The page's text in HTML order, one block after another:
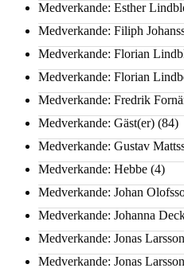
Medverkande: Esther
Medverkande: Filiph
Medverkande: Florian
Medverkande: Florian
Medverkande: Fredrik
Medverkande: Gäst(er) (84)
Medverkande: Gustav
Medverkande: Hebbe (4)
Medverkande: Johan
Medverkande: Johanna
Medverkande: Jonas Larsson
Medverkande: Jonas